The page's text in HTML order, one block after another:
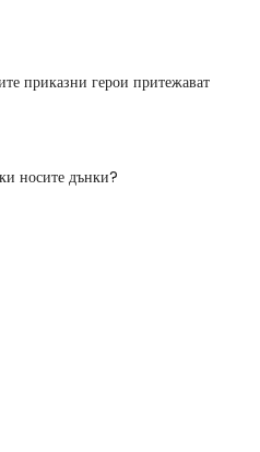
приказни герои притежават
носите дънки?